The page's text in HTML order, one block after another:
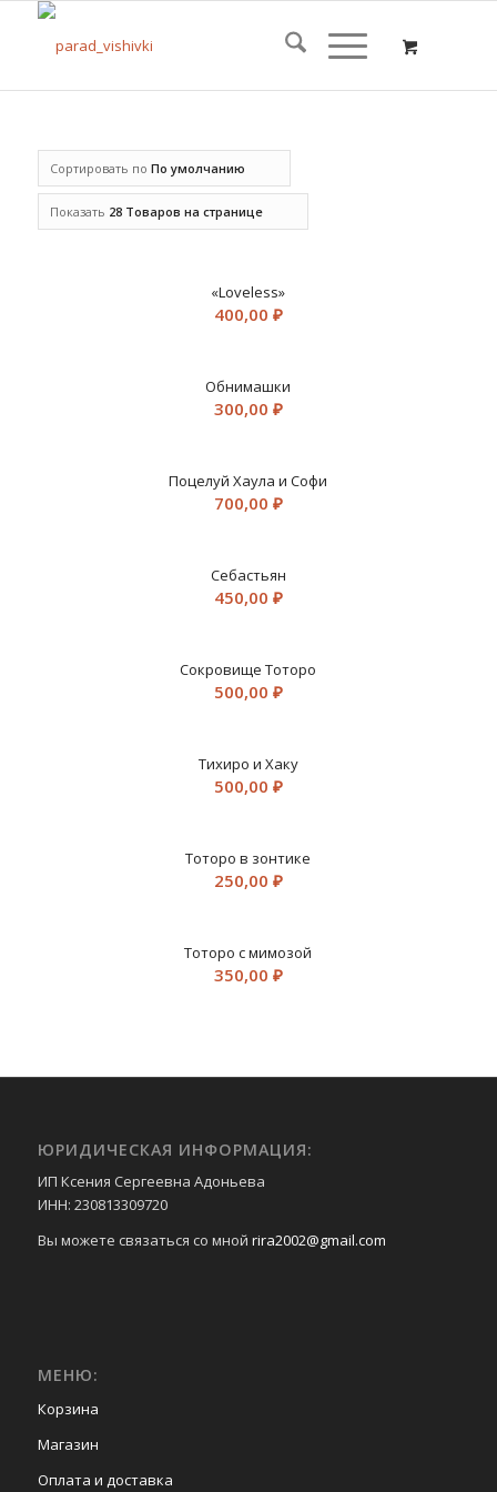
Сортировать по По умолчанию
Показать 28 Товаров на странице
«Loveless»
400,00 ₽
Обнимашки
300,00 ₽
Поцелуй Хаула и Софи
700,00 ₽
Себастьян
450,00 ₽
Сокровище Тоторо
500,00 ₽
Тихиро и Хаку
500,00 ₽
Тоторо в зонтике
250,00 ₽
Тоторо с мимозой
350,00 ₽
ЮРИДИЧЕСКАЯ ИНФОРМАЦИЯ:
ИП Ксения Сергеевна Адоньева
ИНН: 230813309720
Вы можете связаться со мной rira2002@gmail.com
МЕНЮ:
Корзина
Магазин
Оплата и доставка